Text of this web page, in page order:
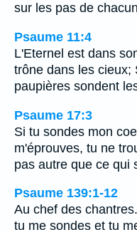
sur les pas de
Psaume 11:4
L'Eternel est dans
trône dans les cieux;
paupières sondent
Psaume 17:3
Si tu sondes mon
m'éprouves, tu ne
pas autre que ce qui
Psaume 139:1-12
Au chef des
tu me sondes et tu